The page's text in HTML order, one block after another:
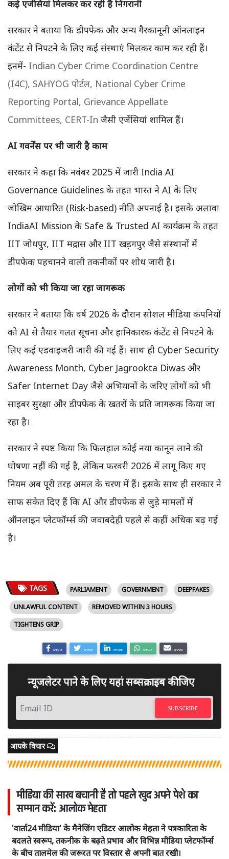
कई एजेंसियां मिलकर कर रही हैं निगरानी
सरकार ने बताया कि डीपफेक और अन्य गैरकानूनी ऑनलाइन
कंटेंट से निपटने के लिए कई संस्थाएं मिलकर काम कर रही हैं।
इनमें- Indian Cyber Crime Coordination Centre
(I4C), SAHYOG पोर्टल, National Cyber Crime
Reporting Portal, Grievance Appellate
Committees, CERT-In जैसी एजेंसियां शामिल हैं।
AI गवर्नेंस पर भी जारी है काम
सरकार ने कहा कि नवंबर 2025 में जारी India AI
Governance Guidelines के तहत भारत ने AI के लिए
जोखिम आधारित (Risk-based) नीति अपनाई है। इसके अलावा
IndiaAI Mission के Safe & Trusted AI कार्यक्रम के तहत
IIT जोधपुर, IIT मद्रास और IIT खड़गपुर जैसे संस्थानों में
डीपफेक पहचानने वाली तकनीकों पर शोध जारी है।
लोगों को भी किया जा रहा जागरूक
सरकार ने बताया कि वर्ष 2026 के दौरान सोशल मीडिया कंपनियों
को AI से तैयार गलत सूचना और हानिकारक कंटेंट से निपटने के
लिए कई एडवाइजरी जारी की गई हैं। साथ ही Cyber Security
Awareness Month, Cyber Jagrookta Diwas और
Safer Internet Day जैसे अभियानों के जरिए लोगों को भी
साइबर सुरक्षा और डीपफेक के खतरों के प्रति जागरूक किया जा
रहा है।
सरकार ने स्पष्ट किया कि फिलहाल कोई नया कानून लाने की
घोषणा नहीं की गई है, लेकिन फरवरी 2026 में लागू किए गए
नियम अब पूरी तरह अमल के चरण में हैं। इसके साथ ही सरकार ने
साफ संकेत दिए हैं कि AI और डीपफेक से जुड़े मामलों में
ऑनलाइन प्लेटफॉर्म्स की जवाबदेही पहले से कहीं अधिक बढ़ गई
है।
TAGS PARLIAMENT GOVERNMENT
DEEPFAKES
UNLAWFUL CONTENT
REMOVED WITHIN 3 HOURS
TIGHTENS GRIP
SHARE SHARE SHARE SHARE SHARE
न्यूजलेटर पाने के लिए यहां सब्सक्राइब कीजिए
SUBSCRIBE
आपके विचार
मीडिया की साख बचानी है तो पहले खुद अपने पेशे का
सम्मान करें: आलोक मेहता
'वार्ता24 मीडिया' के मैनेजिंग एडिटर आलोक मेहता ने पत्रकारिता के
बदलते स्वरूप, तकनीक के बढ़ते प्रभाव और विभिन्न मीडिया प्लेटफॉर्म्स
के बीच तालमेल की जरूरत पर विस्तार से अपनी बात रखी।